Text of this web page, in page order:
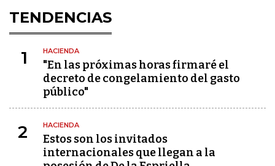
TENDENCIAS
1 HACIENDA
"En las próximas horas firmaré el
decreto de congelamiento del gasto
público"
2 HACIENDA
Estos son los invitados
internacionales que llegan a la